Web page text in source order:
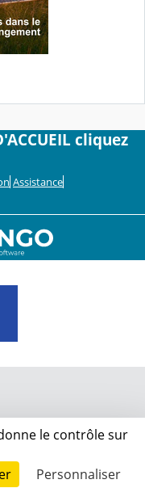
cliquez
Assistance
le contrôle sur
Personnaliser